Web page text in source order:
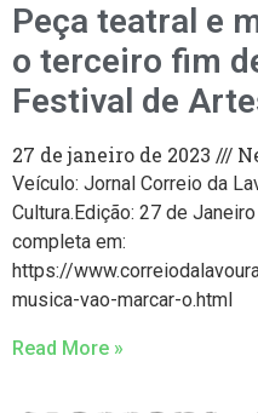
Peça teatral e
o terceiro fim
Festival de
27 de janeiro de 2023
Veículo: Jornal Correio da
Cultura.Edição: 27 de
completa em:
https://
musica-vao-marcar-o.html
Read More »